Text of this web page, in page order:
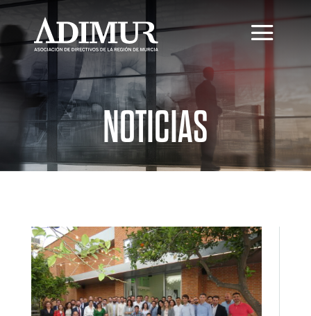
NOTICIAS